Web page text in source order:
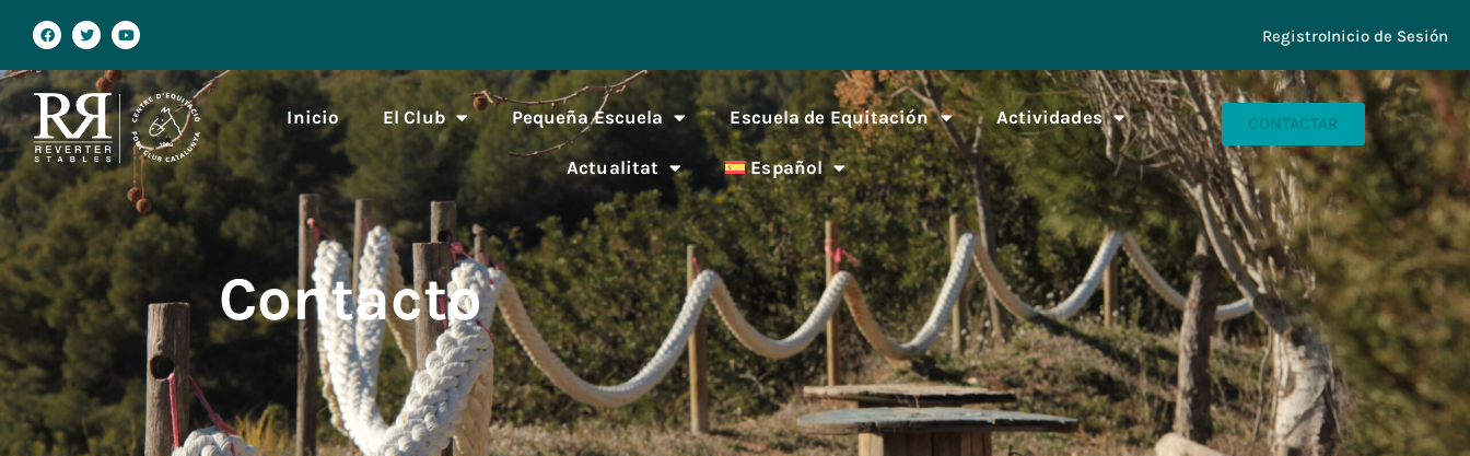
Inicio de Sesión
Registro
Inicio El Club Pequeña Escuela Escuela de Equitación Actividades
Actualitat Español
CONTACTAR
Contacto